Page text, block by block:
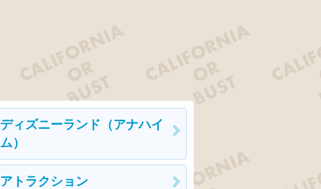
ディズニーランド（アナハイ
ム）
アトラクション